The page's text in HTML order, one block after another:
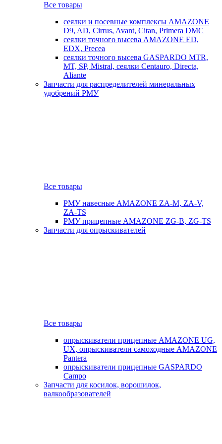
Все товары
сеялки и посевные комплексы AMAZONE
D9, AD, Cirrus, Avant, Citan, Primera DMC
сеялки точного высева AMAZONE ED,
EDX, Precea
сеялки точного высева GASPARDO MTR,
MT, SP, Mistral, сеялки Centauro, Directa,
Aliante
Запчасти для распределителей минеральных
удобрений РМУ
Все товары
РМУ навесные AMAZONE ZA-M, ZA-V,
ZA-TS
РМУ прицепные AMAZONE ZG-B, ZG-TS
Запчасти для опрыскивателей
Все товары
опрыскиватели прицепные AMAZONE UG,
UX, опрыскиватели самоходные AMAZONE
Pantera
опрыскиватели прицепные GASPARDO
Campo
Запчасти для косилок, ворошилок,
валкообразователей